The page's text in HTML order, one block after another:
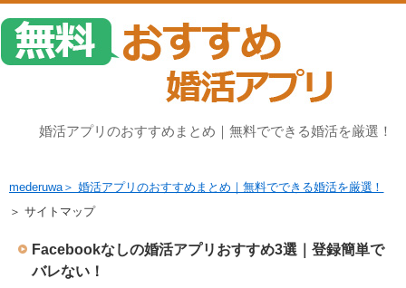
婚活アプリのおすすめまとめ｜無料でできる婚活を厳選！
mederuwa＞ 婚活アプリのおすすめまとめ｜無料でできる婚活を厳選！
＞ サイトマップ
Facebookなしの婚活アプリおすすめ3選｜登録簡単で
バレない！